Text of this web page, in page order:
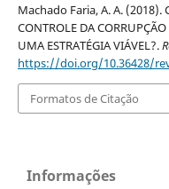
Machado Faria, A. A. (2018).
CONTROLE DA
UMA ESTRATÉGIA VIÁVEL?.
https://doi.org/10.36428/
Formatos de Citação
Informações